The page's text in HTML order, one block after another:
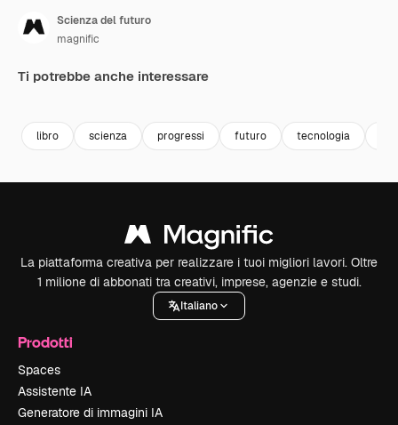
Scienza del futuro
magnific
Ti potrebbe anche interessare
libro scienza progressi futuro tecnologia
La piattaforma creativa per realizzare i tuoi migliori lavori. Oltre
1 milione di abbonati tra creativi, imprese, agenzie e studi.
Italiano
Prodotti
Spaces
Assistente IA
Generatore di immagini IA